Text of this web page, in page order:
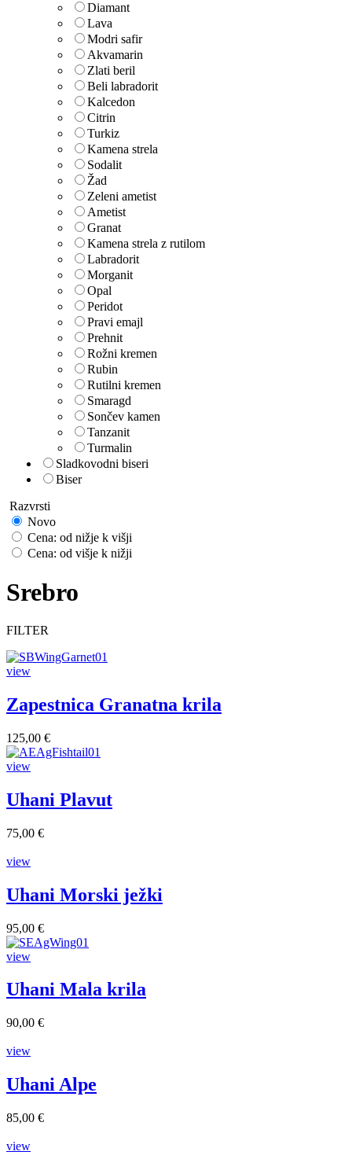
Diamant
Lava
Modri safir
Akvamarin
Zlati beril
Beli labradorit
Kalcedon
Citrin
Turkiz
Kamena strela
Sodalit
Žad
Zeleni ametist
Ametist
Granat
Kamena strela z rutilom
Labradorit
Morganit
Opal
Peridot
Pravi emajl
Prehnit
Rožni kremen
Rubin
Rutilni kremen
Smaragd
Sončev kamen
Tanzanit
Turmalin
Sladkovodni biseri
Biser
Razvrsti
Novo
Cena: od nižje k višji
Cena: od višje k nižji
Srebro
FILTER
view
Zapestnica Granatna krila
125,00 €
view
Uhani Plavut
75,00 €
view
Uhani Morski ježki
95,00 €
view
Uhani Mala krila
90,00 €
view
Uhani Alpe
85,00 €
view